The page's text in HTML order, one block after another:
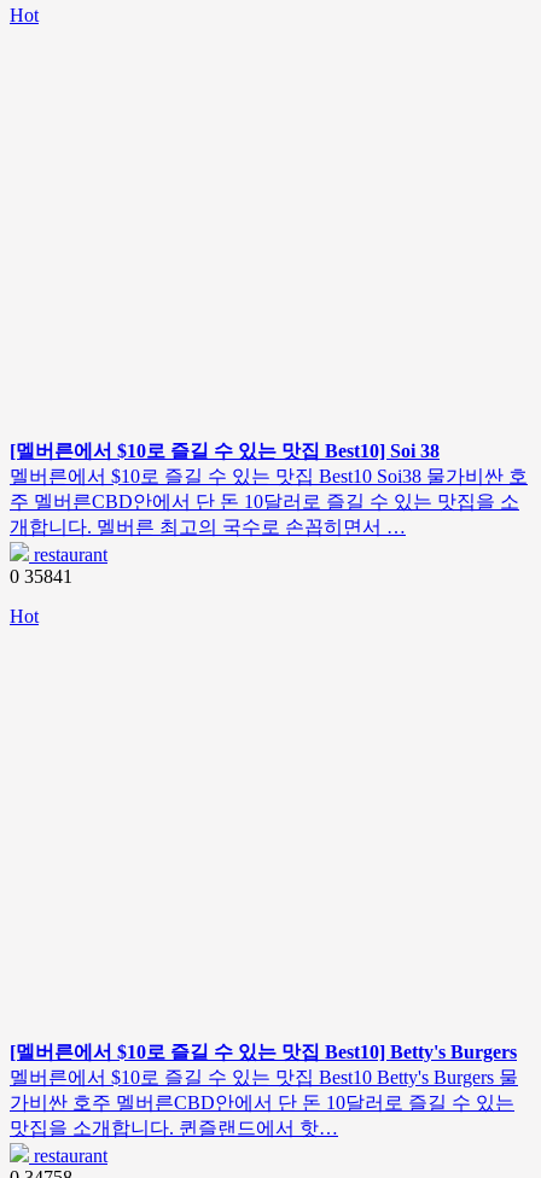
Hot
[멜버른에서 $10로 즐길 수 있는 맛집 Best10] Soi 38
멜버른에서 $10로 즐길 수 있는 맛집 Best10 Soi38 물가비싼 호
주 멜버른CBD안에서 단 돈 10달러로 즐길 수 있는 맛집을 소
개합니다. 멜버른 최고의 국수로 손꼽히면서 …
restaurant
0 35841
Hot
[멜버른에서 $10로 즐길 수 있는 맛집 Best10] Betty's Burgers
멜버른에서 $10로 즐길 수 있는 맛집 Best10 Betty's Burgers 물
가비싼 호주 멜버른CBD안에서 단 돈 10달러로 즐길 수 있는
맛집을 소개합니다. 퀸즐랜드에서 핫…
restaurant